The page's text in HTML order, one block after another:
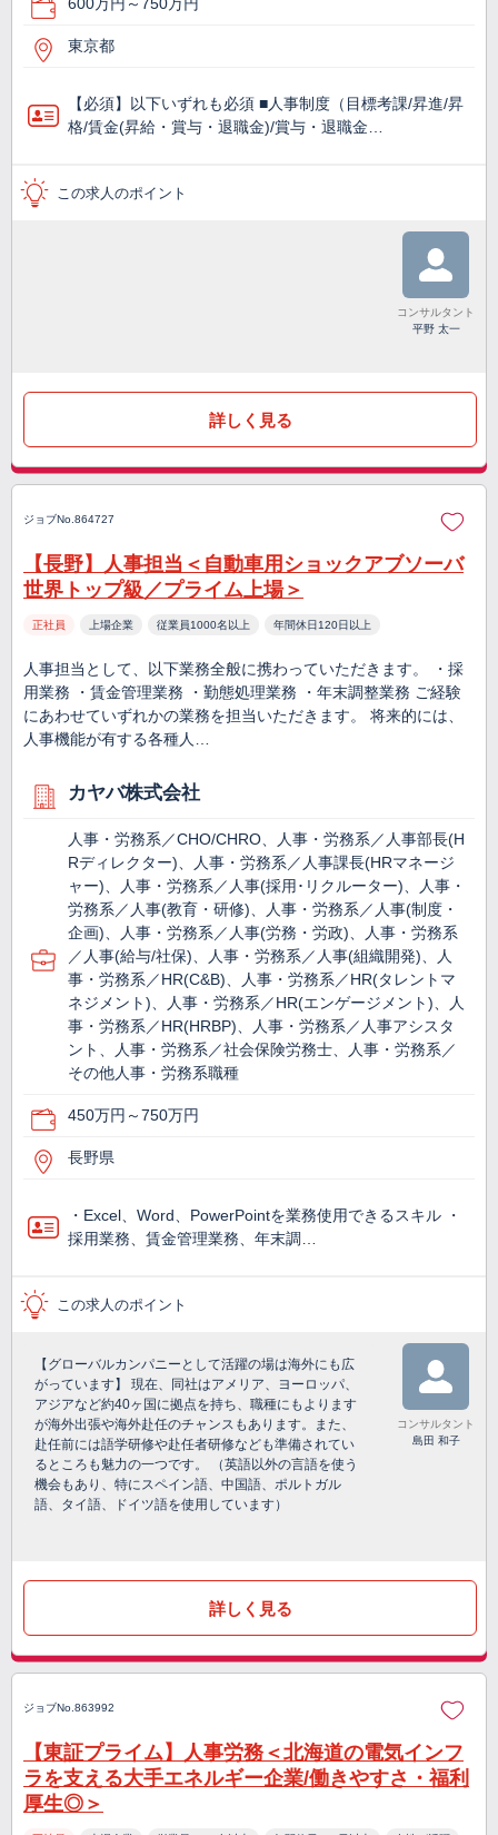
600万円～750万円
東京都
【必須】以下いずれも必須 ■人事制度（目標考課/昇進/昇
格/賃金(昇給・賞与・退職金)/賞与・退職金…
この求人のポイント
コンサルタント
平野 太一
詳しく見る
ジョブNo.864727
【長野】人事担当＜自動車用ショックアブソーバ
世界トップ級／プライム上場＞
正社員 上場企業 従業員1000名以上 年間休日120日以上
人事担当として、以下業務全般に携わっていただきます。 ・採
用業務 ・賃金管理業務 ・勤態処理業務 ・年末調整業務 ご経験
にあわせていずれかの業務を担当いただきます。 将来的には、
人事機能が有する各種人…
カヤバ株式会社
人事・労務系／CHO/CHRO、人事・労務系／人事部長(H
Rディレクター)、人事・労務系／人事課長(HRマネージ
ャー)、人事・労務系／人事(採用･リクルーター)、人事・
労務系／人事(教育・研修)、人事・労務系／人事(制度・
企画)、人事・労務系／人事(労務・労政)、人事・労務系
／人事(給与/社保)、人事・労務系／人事(組織開発)、人
事・労務系／HR(C&B)、人事・労務系／HR(タレントマ
ネジメント)、人事・労務系／HR(エンゲージメント)、人
事・労務系／HR(HRBP)、人事・労務系／人事アシスタ
ント、人事・労務系／社会保険労務士、人事・労務系／
その他人事・労務系職種
450万円～750万円
長野県
・Excel、Word、PowerPointを業務使用できるスキル ・
採用業務、賃金管理業務、年末調…
この求人のポイント
【グローバルカンパニーとして活躍の場は海外にも広
がっています】 現在、同社はアメリア、ヨーロッパ、
アジアなど約40ヶ国に拠点を持ち、職種にもよります
が海外出張や海外赴任のチャンスもあります。また、
赴任前には語学研修や赴任者研修なども準備されてい
るところも魅力の一つです。 （英語以外の言語を使う
機会もあり、特にスペイン語、中国語、ポルトガル
語、タイ語、ドイツ語を使用しています）
コンサルタント
島田 和子
詳しく見る
ジョブNo.863992
【東証プライム】人事労務＜北海道の電気インフ
ラを支える大手エネルギー企業/働きやすさ・福利
厚生◎＞